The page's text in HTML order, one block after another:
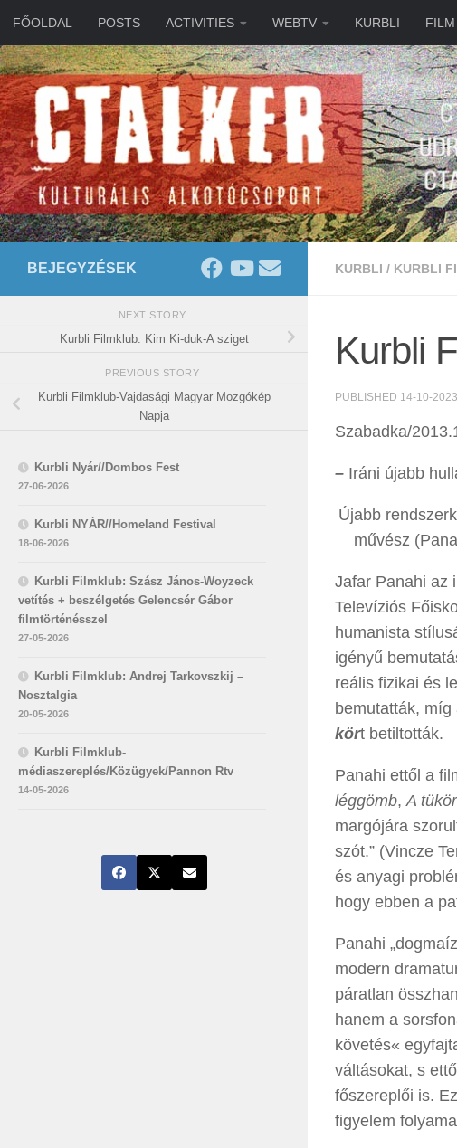
Skip to content
FŐOLDAL POSTS ACTIVITIES WEBTV KURBLI
KURBLI / KURBLI
Kurbli
PUBLISHED 14-10-2023
Szabadka/
– Iráni újabb
Újabb
művész
Jafar Panahi az
Televíziós
humanista
igényű
reális fizikai és
bemutatták, míg
kört betiltották.
Panahi ettől a
léggömb, A tükör
margójára
szót.” (Vincze
és anyagi
hogy ebben a
Panahi
modern
páratlan
hanem a
követés«
váltásokat, s
főszereplői is.
figyelem
BEJEGYZÉSEK
NEXT STORY
Kurbli Filmklub: Kim Ki-duk-A sziget
PREVIOUS STORY
Kurbli Filmklub-Vajdasági Magyar Mozgókép
Napja
Kurbli Nyár//Dombos Fest
27-06-2026
Kurbli NYÁR//Homeland Festival
18-06-2026
Kurbli Filmklub: Szász János-Woyzeck
vetítés + beszélgetés Gelencsér Gábor
filmtörténésszel
27-05-2026
Kurbli Filmklub: Andrej Tarkovszkij –
Nosztalgia
20-05-2026
Kurbli Filmklub-
médiaszereplés/Közügyek/Pannon Rtv
14-05-2026